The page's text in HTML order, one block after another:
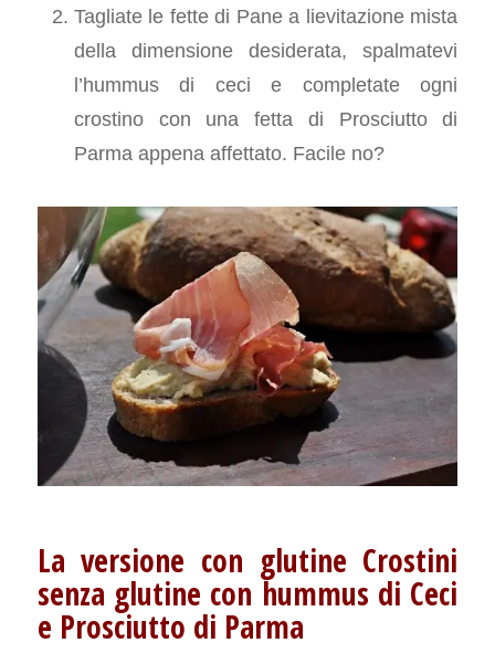
Tagliate le fette di Pane a lievitazione mista
della dimensione desiderata, spalmatevi
l’hummus di ceci e completate ogni
crostino con una fetta di Prosciutto di
Parma appena affettato. Facile no?
La versione con glutine Crostini
senza glutine con hummus di Ceci
e Prosciutto di Parma